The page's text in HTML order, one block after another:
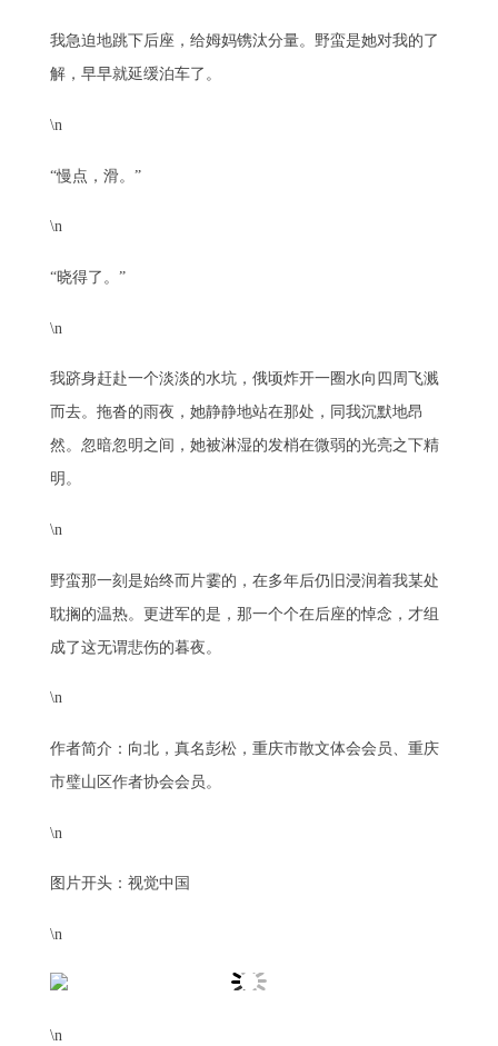
我急迫地跳下后座，给姆妈镌汰分量。野蛮是她对我的了
解，早早就延缓泊车了。
\n
“慢点，滑。”
\n
“晓得了。”
\n
我跻身赶赴一个淡淡的水坑，俄顷炸开一圈水向四周飞溅
而去。拖沓的雨夜，她静静地站在那处，同我沉默地昂
然。忽暗忽明之间，她被淋湿的发梢在微弱的光亮之下精
明。
\n
野蛮那一刻是始终而片霎的，在多年后仍旧浸润着我某处
耽搁的温热。更进军的是，那一个个在后座的悼念，才组
成了这无谓悲伤的暮夜。
\n
作者简介：向北，真名彭松，重庆市散文体会会员、重庆
市璧山区作者协会会员。
\n
图片开头：视觉中国
\n
\n